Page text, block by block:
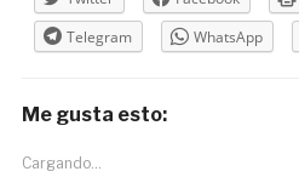
Telegram
WhatsApp
Me gusta esto:
Cargando...